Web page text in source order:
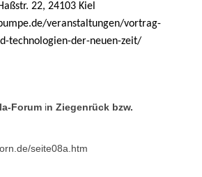
22, 24103 Kiel
veranstaltungen/vortrag-
technologien-der-neuen-zeit/
Forum in Ziegenrück bzw.
seite08a.htm